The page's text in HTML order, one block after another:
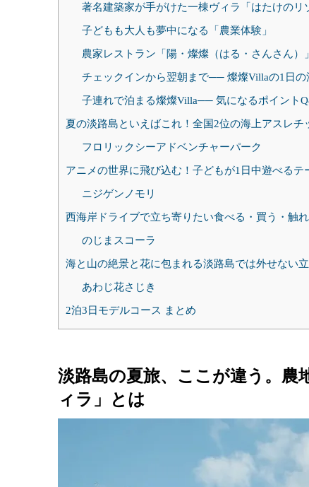
著名建築家が手がけた一棟ヴィラ「はたけのリ
子どもも大人も夢中になる「農業体験」
農家レストラン「陽・燦燦（はる・さんさん）
チェックインから翌朝まで── 燦燦Villaの1日の
子連れで泊まる燦燦Villa── 気になるポイント
夏の淡路島といえばこれ！全国2位の海上アスレチ
フロリックシーアドベンチャーパーク
アニメの世界に飛び込む！子どもが1日中遊べるテ
ニジゲンノモリ
西海岸ドライブで立ち寄りたい食べる・買う・触
のじまスコーラ
海と山の絶景と花に包まれる淡路島では外せない
あわじ花さじき
2泊3日モデルコース まとめ
淡路島の夏旅、ここが違う。農
ィラ」とは